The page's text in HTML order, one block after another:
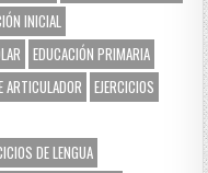
INICIAL
EDUCACIÓN PRIMARIA
ARTICULADOR
EJERCICIOS
DE LENGUA